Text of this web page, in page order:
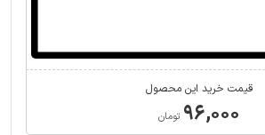
قیمت خرید این محصول
۹۶,۰۰۰ تومان